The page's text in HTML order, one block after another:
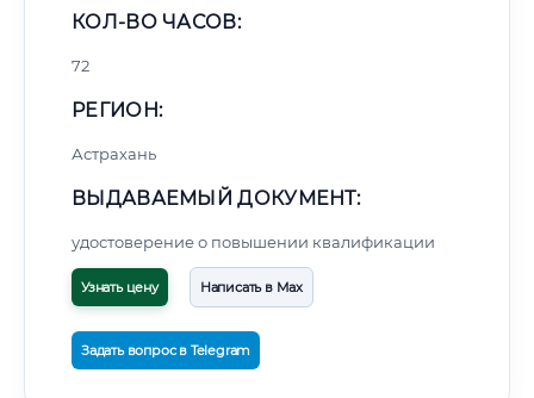
КОЛ-ВО ЧАСОВ:
72
РЕГИОН:
Астрахань
ВЫДАВАЕМЫЙ ДОКУМЕНТ:
удостоверение о повышении квалификации
Узнать цену Написать в Max
Задать вопрос в Telegram